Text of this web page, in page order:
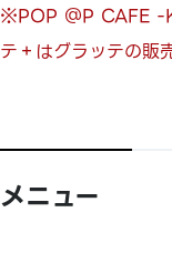
※POP ＠P CAFE -
テ＋はグラッテの販
メニュー